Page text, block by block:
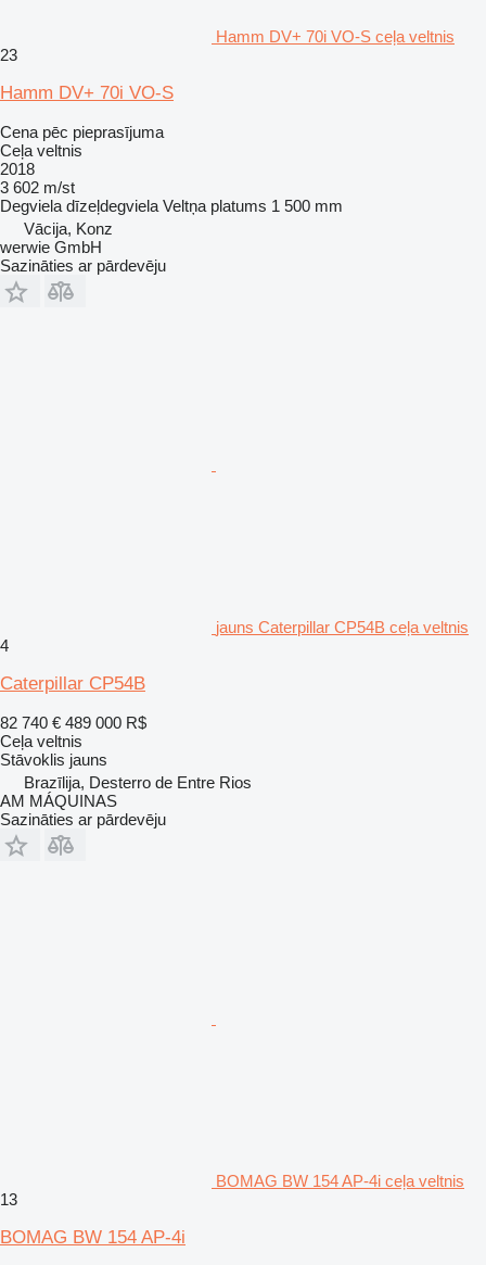
Hamm DV+ 70i VO-S ceļa veltnis
23
Hamm DV+ 70i VO-S
Cena pēc pieprasījuma
Ceļa veltnis
2018
3 602 m/st
Degviela dīzeļdegviela Veltņa platums 1 500 mm
Vācija, Konz
werwie GmbH
Sazināties ar pārdevēju
jauns Caterpillar CP54B ceļa veltnis
4
Caterpillar CP54B
82 740 € 489 000 R$
Ceļa veltnis
Stāvoklis jauns
Brazīlija, Desterro de Entre Rios
AM MÁQUINAS
Sazināties ar pārdevēju
BOMAG BW 154 AP-4i ceļa veltnis
13
BOMAG BW 154 AP-4i